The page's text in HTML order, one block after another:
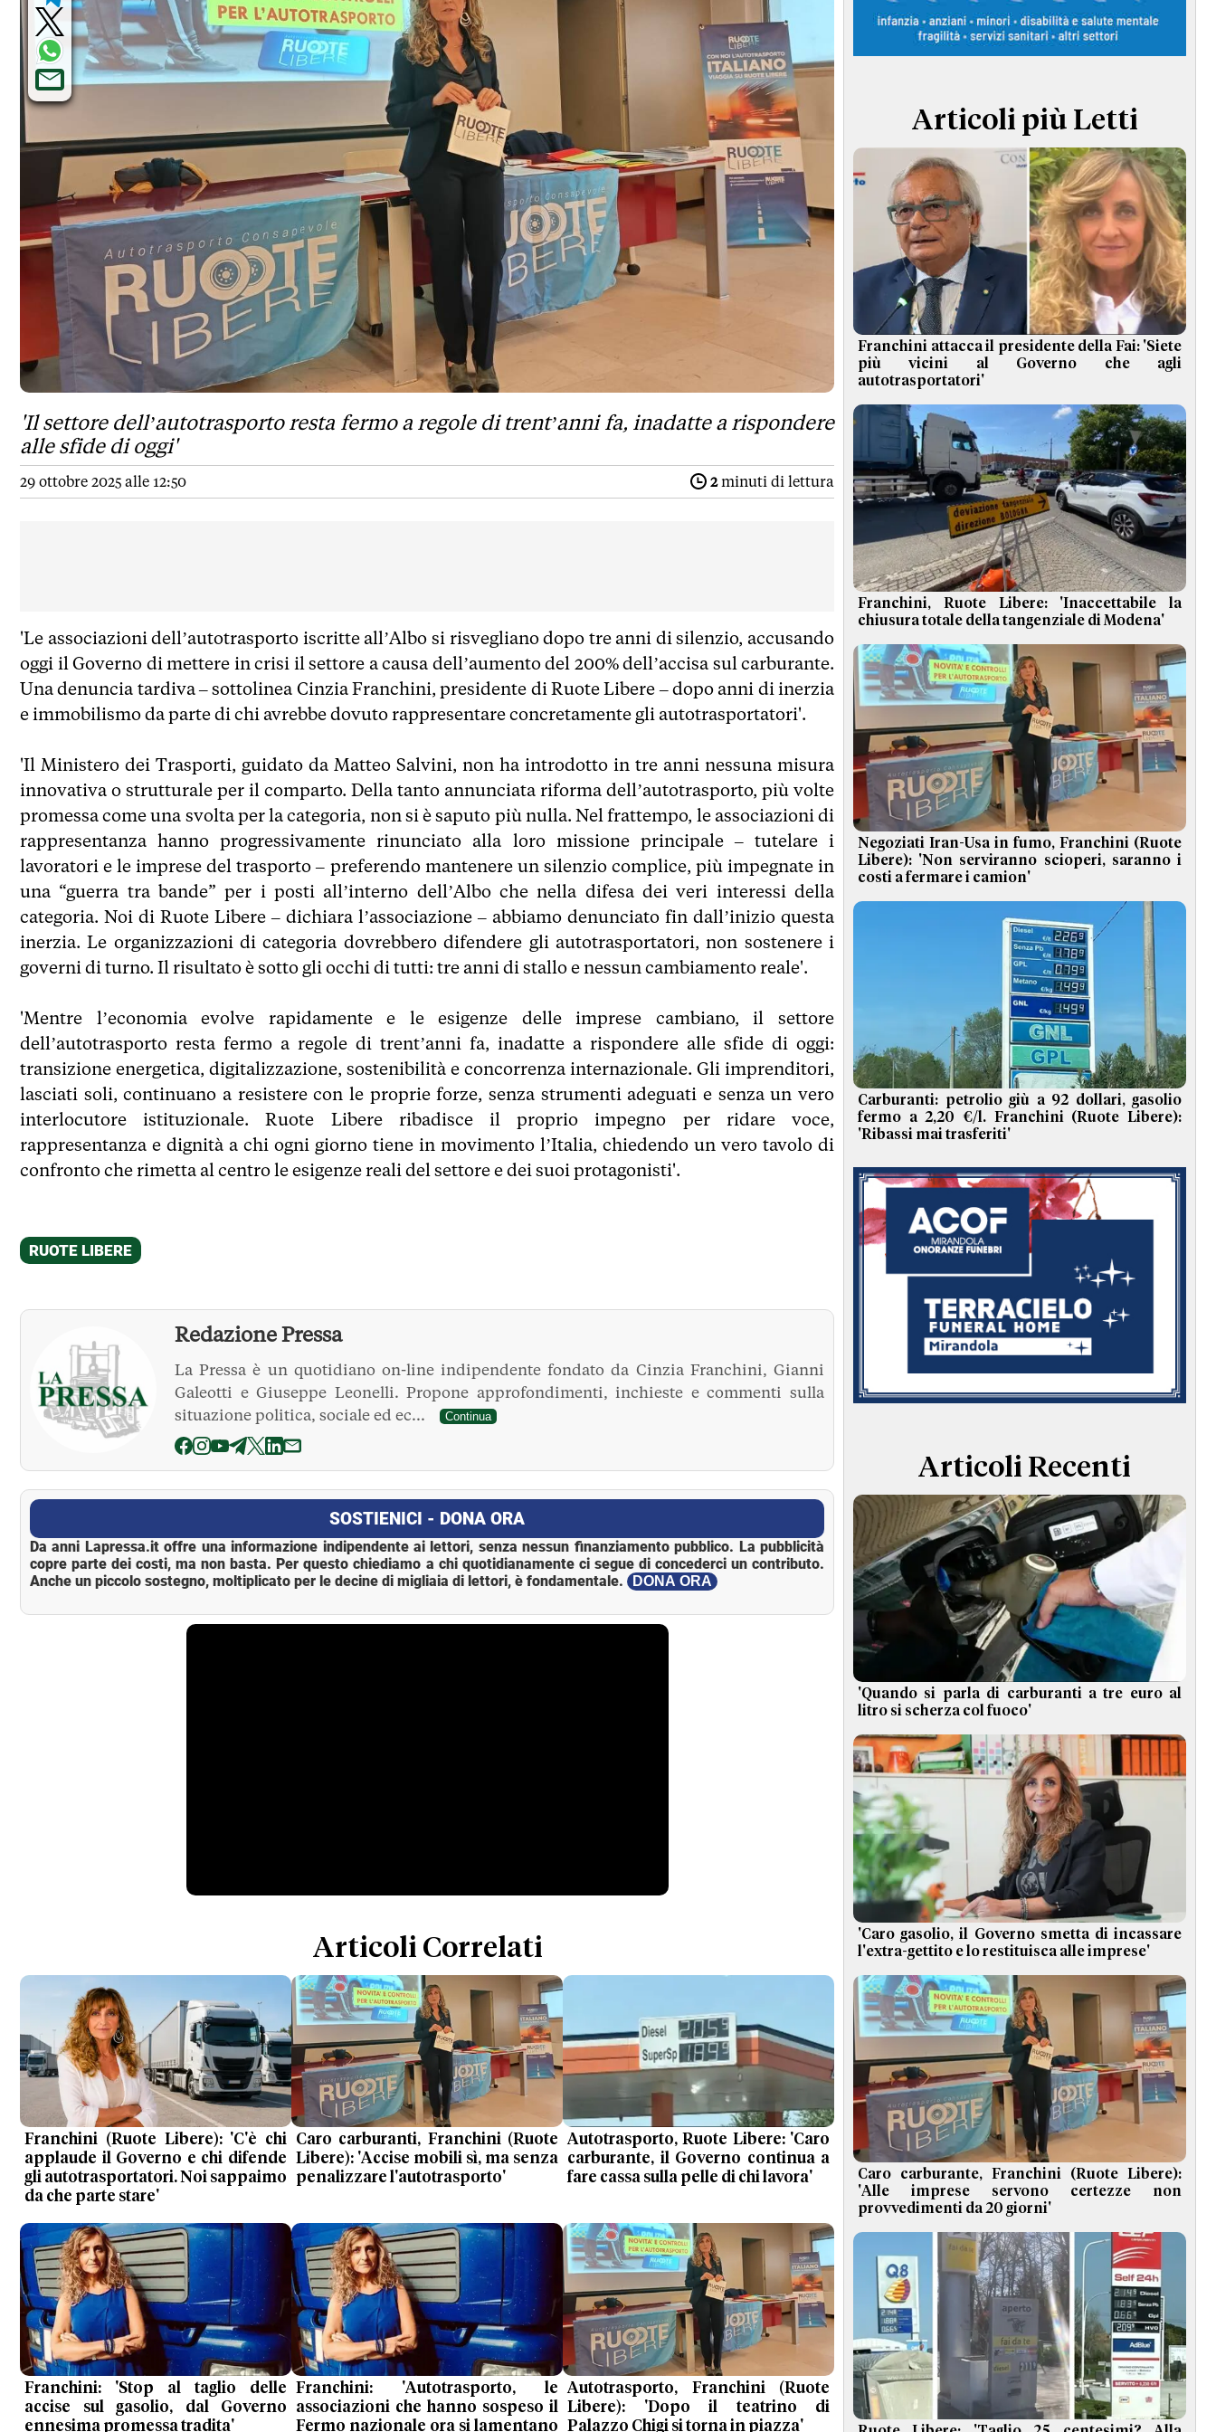
TERMINI e CONDIZIONI
'Il settore dell’autotrasporto resta fermo a regole di trent’anni fa, inadatte a rispondere
alle sfide di oggi'
29 ottobre 2025 alle 12:50 2minuti di lettura
'Le associazioni dell’autotrasporto iscritte all’Albo si risvegliano dopo tre anni di silenzio, accusando
oggi il Governo di mettere in crisi il settore a causa dell’aumento del 200% dell’accisa sul carburante.
Una denuncia tardiva – sottolinea Cinzia Franchini, presidente di Ruote Libere – dopo anni di inerzia
e immobilismo da parte di chi avrebbe dovuto rappresentare concretamente gli autotrasportatori'.
'Il Ministero dei Trasporti, guidato da Matteo Salvini, non ha introdotto in tre anni nessuna misura
innovativa o strutturale per il comparto. Della tanto annunciata riforma dell’autotrasporto, più volte
promessa come una svolta per la categoria, non si è saputo più nulla. Nel frattempo, le associazioni di
rappresentanza hanno progressivamente rinunciato alla loro missione principale – tutelare i
lavoratori e le imprese del trasporto – preferendo mantenere un silenzio complice, più impegnate in
una “guerra tra bande” per i posti all’interno dell’Albo che nella difesa dei veri interessi della
categoria. Noi di Ruote Libere – dichiara l’associazione – abbiamo denunciato fin dall’inizio questa
inerzia. Le organizzazioni di categoria dovrebbero difendere gli autotrasportatori, non sostenere i
governi di turno. Il risultato è sotto gli occhi di tutti: tre anni di stallo e nessun cambiamento reale'.
'Mentre l’economia evolve rapidamente e le esigenze delle imprese cambiano, il settore
dell’autotrasporto resta fermo a regole di trent’anni fa, inadatte a rispondere alle sfide di oggi:
transizione energetica, digitalizzazione, sostenibilità e concorrenza internazionale. Gli imprenditori,
lasciati soli, continuano a resistere con le proprie forze, senza strumenti adeguati e senza un vero
interlocutore istituzionale. Ruote Libere ribadisce il proprio impegno per ridare voce,
rappresentanza e dignità a chi ogni giorno tiene in movimento l’Italia, chiedendo un vero tavolo di
confronto che rimetta al centro le esigenze reali del settore e dei suoi protagonisti'.
Redazione Pressa
La Pressa è un quotidiano on-line indipendente fondato da Cinzia Franchini, Gianni
Galeotti e Giuseppe Leonelli. Propone approfondimenti, inchieste e commenti sulla
situazione politica, sociale ed ec...
Continua
La Pressa
SOSTIENICI - DONA ORA
Da anni Lapressa.it offre una informazione indipendente ai lettori, senza nessun finanziamento pubblico. La pubblicità
copre parte dei costi, ma non basta. Per questo chiediamo a chi quotidianamente ci segue di concederci un contributo.
Anche un piccolo sostegno, moltiplicato per le decine di migliaia di lettori, è fondamentale.
DONA ORA
Articoli Correlati
Franchini (Ruote Libere): 'C'è chi
applaude il Governo e chi difende
gli autotrasportatori. Noi sappaimo
da che parte stare'
Caro carburanti, Franchini (Ruote
Libere): 'Accise mobili sì, ma senza
penalizzare l'autotrasporto'
Autotrasporto, Ruote Libere: 'Caro
carburante, il Governo continua a
fare cassa sulla pelle di chi lavora'
Franchini: 'Stop al taglio delle
accise sul gasolio, dal Governo
ennesima promessa tradita'
Franchini: 'Autotrasporto, le
associazioni che hanno sospeso il
Fermo nazionale ora si lamentano
Autotrasporto, Franchini (Ruote
Libere): 'Dopo il teatrino di
Palazzo Chigi si torna in piazza'
Articoli più Letti
Franchini attacca il presidente della Fai: 'Siete
più vicini al Governo che agli
autotrasportatori'
Franchini, Ruote Libere: 'Inaccettabile la
chiusura totale della tangenziale di Modena'
Negoziati Iran-Usa in fumo, Franchini (Ruote
Libere): 'Non serviranno scioperi, saranno i
costi a fermare i camion'
Carburanti: petrolio giù a 92 dollari, gasolio
fermo a 2,20 €/l. Franchini (Ruote Libere):
'Ribassi mai trasferiti'
Articoli Recenti
'Quando si parla di carburanti a tre euro al
litro si scherza col fuoco'
'Caro gasolio, il Governo smetta di incassare
l'extra-gettito e lo restituisca alle imprese'
Caro carburante, Franchini (Ruote Libere):
'Alle imprese servono certezze non
provvedimenti da 20 giorni'